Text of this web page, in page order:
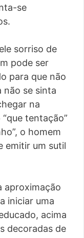
se
sorriso de
pode ser
para que não
não se sinta
na
tentação”
o homem
emitir um sutil
aproximação
iniciar uma
acima
decoradas de